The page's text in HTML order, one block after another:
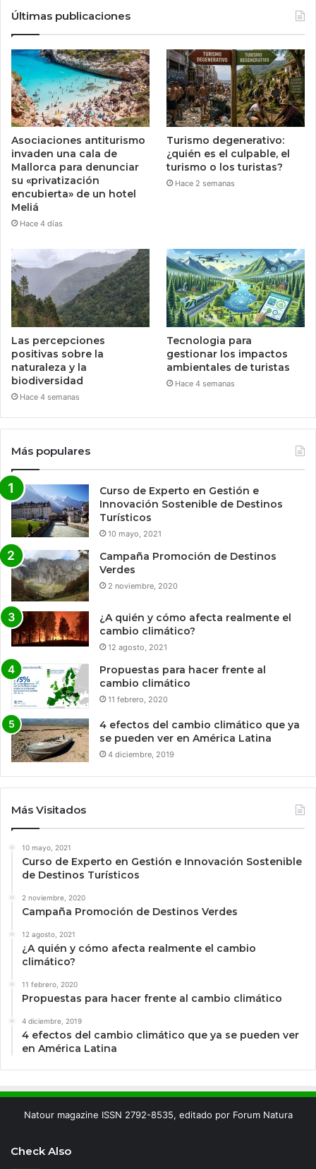
Últimas publicaciones
Asociaciones antiturismo
invaden una cala de
Mallorca para denunciar
su «privatización
encubierta» de un hotel
Meliá
Hace 4 días
Turismo degenerativo:
¿quién es el culpable, el
turismo o los turistas?
Hace 2 semanas
Las percepciones
positivas sobre la
naturaleza y la
biodiversidad
Hace 4 semanas
Tecnologia para
gestionar los impactos
ambientales de turistas
Hace 4 semanas
Más populares
Curso de Experto en Gestión e
Innovación Sostenible de Destinos
Turísticos
10 mayo, 2021
Campaña Promoción de Destinos
Verdes
2 noviembre, 2020
¿A quién y cómo afecta realmente el
cambio climático?
12 agosto, 2021
Propuestas para hacer frente al
cambio climático
11 febrero, 2020
4 efectos del cambio climático que ya
se pueden ver en América Latina
4 diciembre, 2019
Más Visitados
10 mayo, 2021
Curso de Experto en Gestión e Innovación Sostenible
de Destinos Turísticos
2 noviembre, 2020
Campaña Promoción de Destinos Verdes
12 agosto, 2021
¿A quién y cómo afecta realmente el cambio
climático?
11 febrero, 2020
Propuestas para hacer frente al cambio climático
4 diciembre, 2019
4 efectos del cambio climático que ya se pueden ver
en América Latina
Natour magazine ISSN 2792-8535, editado por Forum Natura
Check Also